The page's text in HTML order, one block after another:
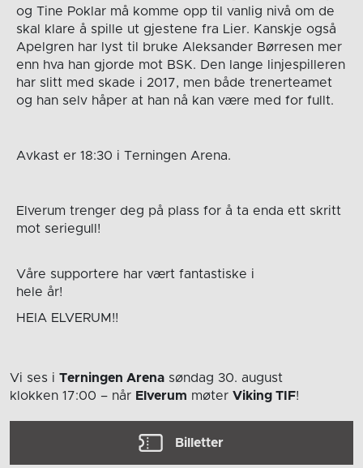
og Tine Poklar må komme opp til vanlig nivå om de
skal klare å spille ut gjestene fra Lier. Kanskje også
Apelgren har lyst til bruke Aleksander Børresen mer
enn hva han gjorde mot BSK. Den lange linjespilleren
har slitt med skade i 2017, men både trenerteamet
og han selv håper at han nå kan være med for fullt.
Avkast er 18:30 i Terningen Arena.
Elverum trenger deg på plass for å ta enda ett skritt
mot seriegull!
Våre supportere har vært fantastiske i
hele år!
HEIA ELVERUM!!
Vi ses i Terningen Arena søndag 30. august
klokken 17:00 – når Elverum møter Viking TIF!
Billetter